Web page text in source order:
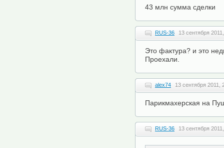
43 млн сумма сделки
RUS-36 13 сентября
Это фактура? и это
Проехали.
alex74 13 сентября 2011,
Парикмахерская на
RUS-36 13 сентября